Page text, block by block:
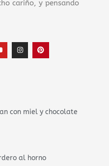
cariño, y pensando
I
n
s
P
i
n
con miel y chocolate
al horno